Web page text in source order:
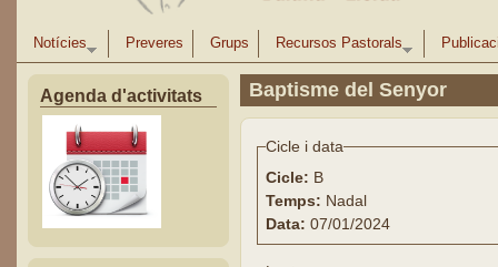
Notícies Preveres Grups Recursos Pastorals
Agenda d'activitats Baptisme del Senyor
Cicle i data
Cicle: B
Temps: Nadal
Data: 07/01/2024